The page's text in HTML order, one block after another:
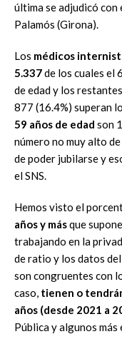
última se adjudicó
Palamós (Girona).
Los médicos
5.337de los cuales el
de edad y los
877 (16.4%) superan
59 años de edad son
número no muy alto
de poder jubilarse y
el SNS.
Hemos visto el
años y másque
trabajando en la
de ratio y los datos
son congruentes con
caso, tienen o
años (desde 2021 a
Pública y algunos más